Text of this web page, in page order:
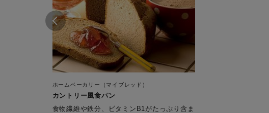
ホームベーカリー（マイブレッド）
カントリー風食パン
食物繊維や鉄分、ビタミンB1がたっぷり含ま